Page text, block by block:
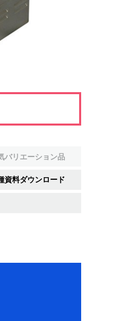
バリエーション品
資料ダウンロード